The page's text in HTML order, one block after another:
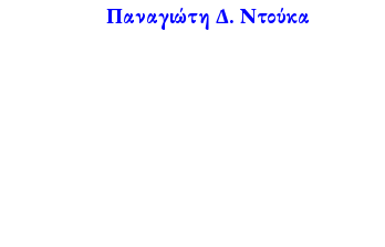
Παναγιώτη Δ. Ντούκα